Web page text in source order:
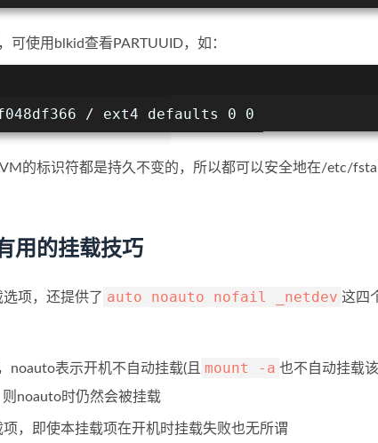
，可使用blkid查看PARTUUID，如：
/ ext4 defaults 0 0
的标识符都是持久不变的，所以都可以安全地在/etc/
用的挂载技巧
项，还提供了 auto noauto nofail _netdev 这四
noauto表示开机不自动挂载(且 mount -a 也不自动挂载该
noauto时仍然会被挂载
，即使本挂载项在开机时挂载失败也无所谓